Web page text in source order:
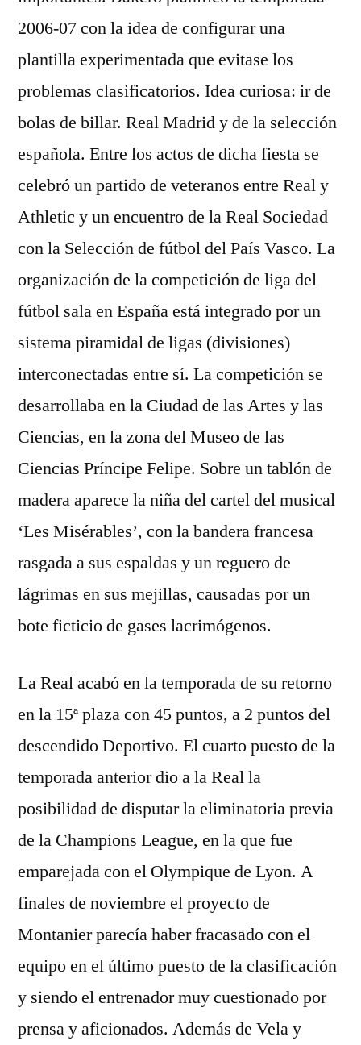
2006-07 con la idea de configurar una
plantilla experimentada que evitase los
problemas clasificatorios. Idea curiosa: ir de
bolas de billar. Real Madrid y de la selección
española. Entre los actos de dicha fiesta se
celebró un partido de veteranos entre Real y
Athletic y un encuentro de la Real Sociedad
con la Selección de fútbol del País Vasco. La
organización de la competición de liga del
fútbol sala en España está integrado por un
sistema piramidal de ligas (divisiones)
interconectadas entre sí. La competición se
desarrollaba en la Ciudad de las Artes y las
Ciencias, en la zona del Museo de las
Ciencias Príncipe Felipe. Sobre un tablón de
madera aparece la niña del cartel del musical
‘Les Misérables’, con la bandera francesa
rasgada a sus espaldas y un reguero de
lágrimas en sus mejillas, causadas por un
bote ficticio de gases lacrimógenos.
La Real acabó en la temporada de su retorno
en la 15ª plaza con 45 puntos, a 2 puntos del
descendido Deportivo. El cuarto puesto de la
temporada anterior dio a la Real la
posibilidad de disputar la eliminatoria previa
de la Champions League, en la que fue
emparejada con el Olympique de Lyon. A
finales de noviembre el proyecto de
Montanier parecía haber fracasado con el
equipo en el último puesto de la clasificación
y siendo el entrenador muy cuestionado por
prensa y aficionados. Además de Vela y